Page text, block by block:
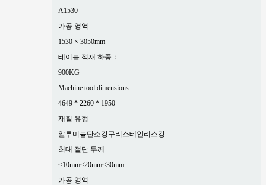
A1530
가공 영역
1530 × 3050mm
테이블 적재 하중：
900KG
Machine tool dimensions
4649 * 2260 * 1950
재질 유형
알루미늄탄소강구리스테인리스강
최대 절단 두께
≤10mm≤20mm≤30mm
가공 영역